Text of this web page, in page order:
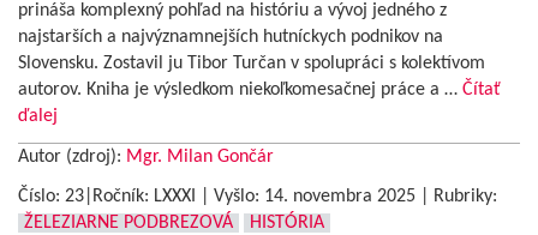
prináša komplexný pohľad na históriu a vývoj jedného z
najstarších a najvýznamnejších hutníckych podnikov na
Slovensku. Zostavil ju Tibor Turčan v spolupráci s kolektívom
autorov. Kniha je výsledkom niekoľkomesačnej práce a … Čítať
ďalej
Autor (zdroj): Mgr. Milan Gončár
Číslo: 23|Ročník: LXXXI | Vyšlo: 14. novembra 2025
Rubriky:
ŽELEZIARNE PODBREZOVÁ
HISTÓRIA